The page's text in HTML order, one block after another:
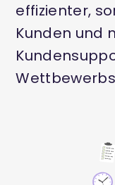
effizienter,
Kunden und